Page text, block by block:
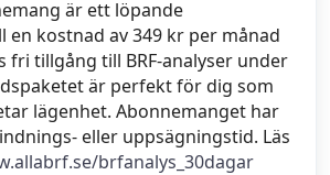
är ett löpande
en kostnad av 349 kr per månad
fri tillgång till BRF-analyser under
är perfekt för dig som
lägenhet. Abonnemanget har
eller uppsägningstid. Läs
brfanalys_30dagar